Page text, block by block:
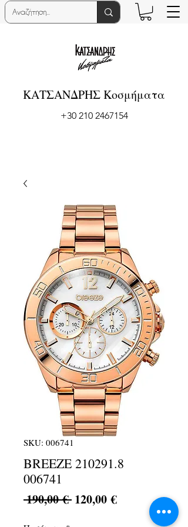
ΚΑΤΣΑΝΔΡΗΣ Κοσμήματα
+30 210 2467154
SKU: 006741
BREEZE 210291.8
006741
190,00 € Κανονική
120,00 €Τιμή
Έκπτωσης